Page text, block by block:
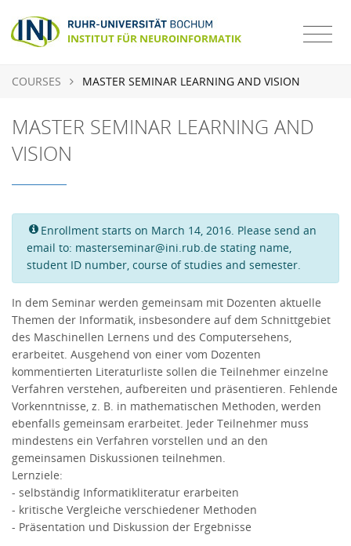
COURSES MASTER SEMINAR LEARNING AND VISION
MASTER SEMINAR LEARNING AND
VISION
Enrollment starts on March 14, 2016. Please send an
email to: masterseminar@ini.rub.de stating name,
student ID number, course of studies and semester.
In dem Seminar werden gemeinsam mit Dozenten aktuelle
Themen der Informatik, insbesondere auf dem Schnittgebiet
des Maschinellen Lernens und des Computersehens,
erarbeitet. Ausgehend von einer vom Dozenten
kommentierten Literaturliste sollen die Teilnehmer einzelne
Verfahren verstehen, aufbereiten und präsentieren. Fehlende
Vorkenntnisse, z. B. in mathematischen Methoden, werden
ebenfalls gemeinsam erarbeitet. Jeder Teilnehmer muss
mindestens ein Verfahren vorstellen und an den
gemeinsamen Diskussionen teilnehmen.
Lernziele:
- selbständig Informatikliteratur erarbeiten
- kritische Vergleiche verschiedener Methoden
- Präsentation und Diskussion der Ergebnisse